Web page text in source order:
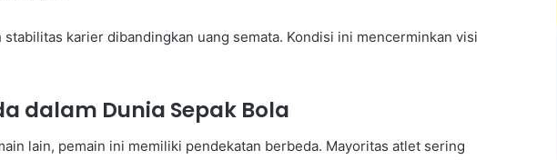
karier dibandingkan uang semata. Kondisi ini mencerminkan visi
dalam Dunia Sepak Bola
lain, pemain ini memiliki pendekatan berbeda. Mayoritas atlet sering